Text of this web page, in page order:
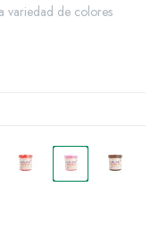
variedad de colores